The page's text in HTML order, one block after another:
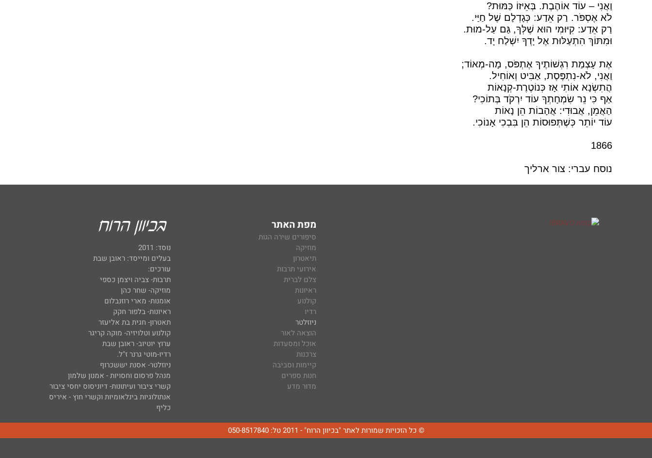
וַאֲנִי – עוֹד אוֹהֶבֶת. בְּאֵיזוֹ כַּמּוּת?
לֹא אֶסְפֹּר. רַק אֵדַע: כְּגָדְלָם שֶׁל חַיַּי.
רַק אֵדַע: קִיּוּמִי הוּא שֶׁלְּךָ, גַּם עַל-מוּת.
וּמִתּוֹךְ הִתְעַלּוּת אֶל יָדְךָ יִשְׁלַח יָד.
אֶת עָצְמַת רִגְשׁוֹתֶיךָ אֶתְפֹּס, מָה-מְאוֹד;
וַאֲנִי, לֹא-נִתְפֶּסֶת, אַבִּיט וְאוֹחִיל.
הֲתִשְׂנָא אוֹתִי אָז כְּנוֹטֶרֶת-קְנָאוֹת
אַף כִּי נֵר שִׂמְחָתְךָ עוֹד יִרְקֹד בְּתוֹכִי?
הַאֲמֵן, אֲבוּדִי: אֲהָבוֹת הֵן נָאוֹת
עוֹד יוֹתֵר כְּשֶׁתְּפוּסוֹת הֵן בִּבְכִי אָנוֹכִי.
1866
נוסח עברי: צור ארליך
מפת האתר
סיפורים שירה הגות
מוזיקה
תיאטרון
אירועי תרבות
צלם לברית
ראיונות
קולנוע
רדיו
ניוזלטר
הוצאה לאור
אוכל ומסעדות
צרכנות
קיימות וסביבה
חנות ספרים
מדור מדע
נוסד: 2011
בעלים ומייסד: ראובן שבת
עורכים:
תרבות- צביה ויצמן כספי
מוזיקה- שחר כהן
אומנות- מארי רוזנבלום
ראיונות- בלפור חקק
תאטרון- חגית בת אליעזר
קולנוע וטלויזיה- מוקה קריגר
ערוץ יוטיוב- ראובן שבת
רדיו-מוטי גרנר ז"ל.
ניוזלטר- אסנת יששכרוף
מנהל פרסום וחסויות - אמנון שלמון
קשרי ציבור ועיתונות- דיוניסוס יחסי ציבור
אנתולוגיות בינלאומיות וקשרי חוץ - איריס
כליף
© כל הזכויות שמורות לאתר "בכיוון הרוח" - 2011 טל: 050-8517840